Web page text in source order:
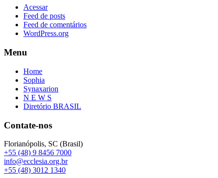
Acessar
Feed de posts
Feed de comentários
WordPress.org
Menu
Home
Sophia
Synaxarion
N E W S
Diretório BRASIL
Contate-nos
Florianópolis, SC (Brasil)
+55 (48) 9 8456 7000
info@ecclesia.org.br
+55 (48) 3012 1340